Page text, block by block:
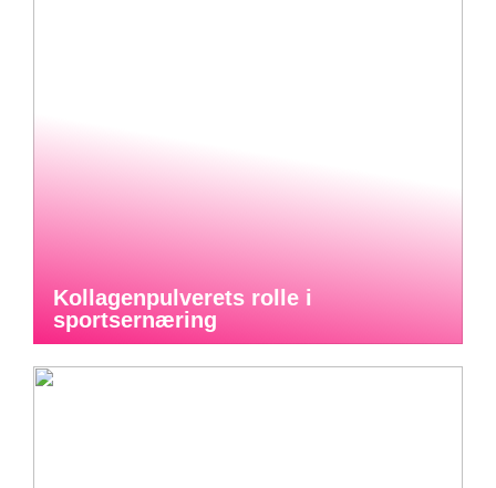
Kollagenpulverets rolle i
sportsernæring